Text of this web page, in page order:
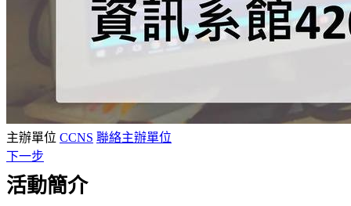
主辦單位 CCNS 聯絡主辦單位
下一步
活動簡介